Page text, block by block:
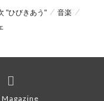
"ひびきあう"
音楽